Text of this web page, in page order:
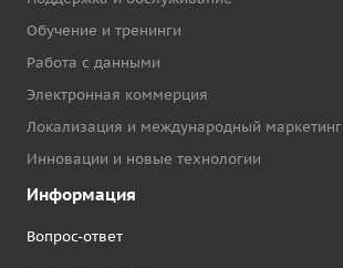
Обучение и тренинги
Работа с данными
Электронная коммерция
Локализация и международный маркетинг
Инновации и новые технологии
Информация
Вопрос-ответ